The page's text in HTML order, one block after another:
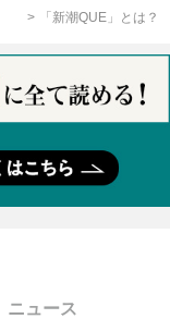
「新潮QUE」とは？
ニュース